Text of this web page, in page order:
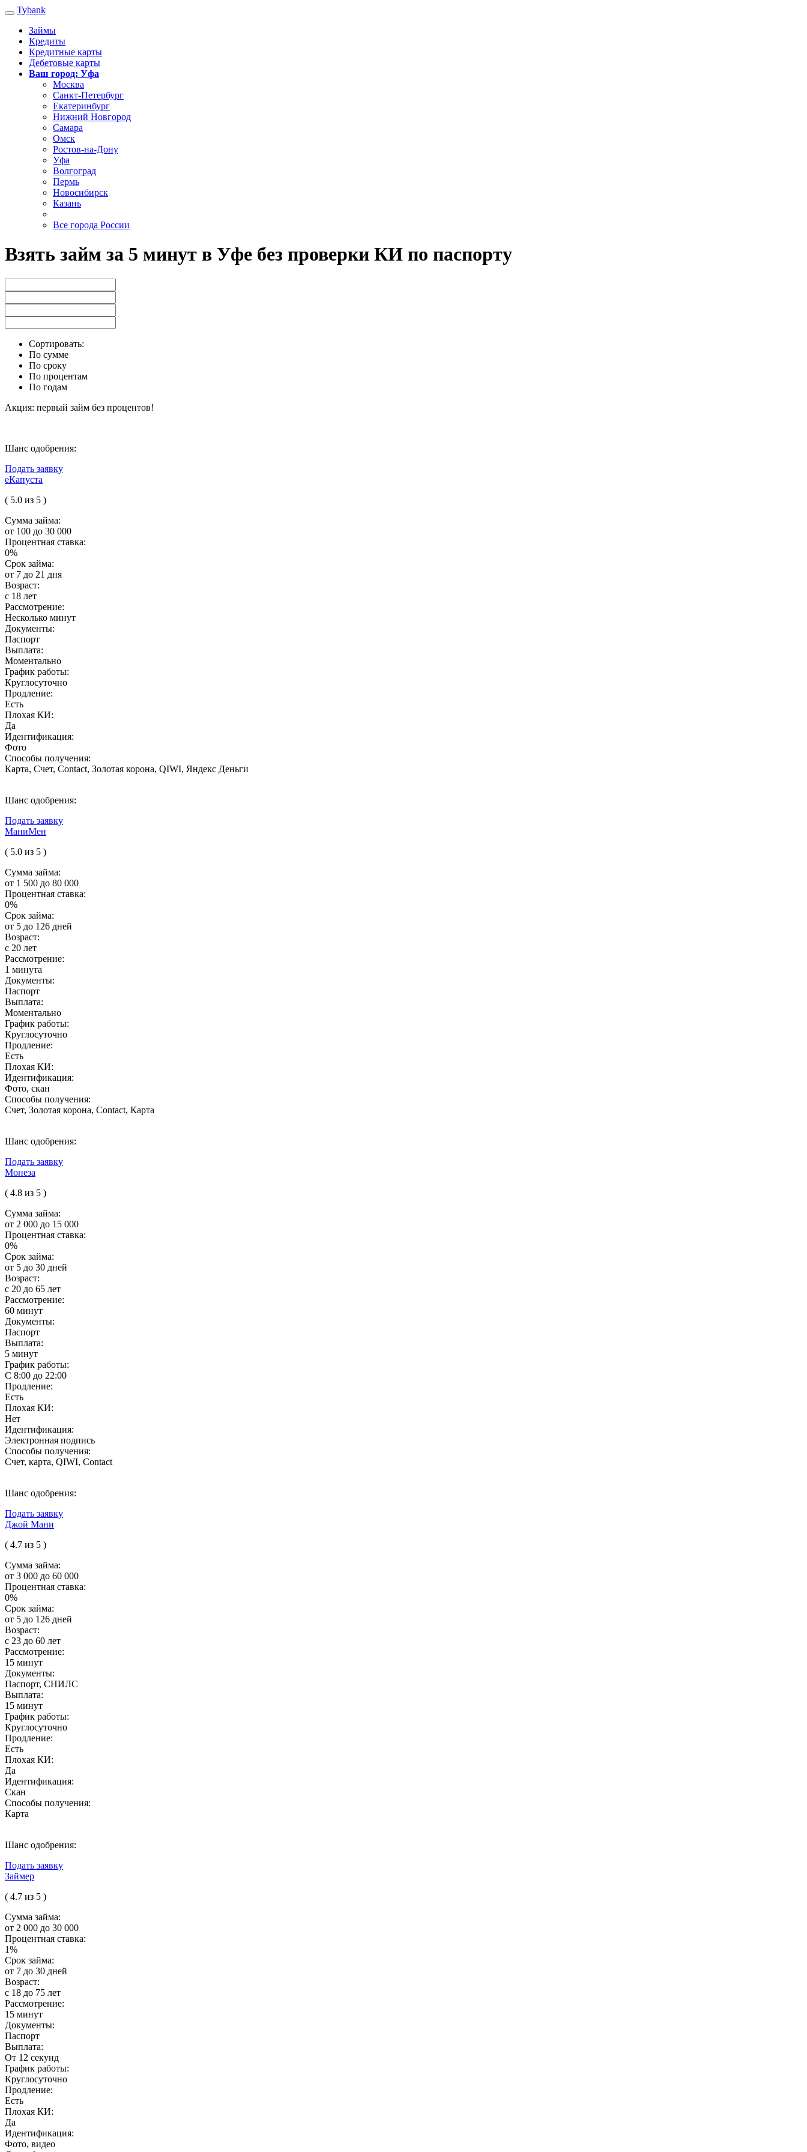
Tybank
Займы
Кредиты
Кредитные карты
Дебетовые карты
Ваш город: Уфа
Москва
Санкт-Петербург
Екатеринбург
Нижний Новгород
Самара
Омск
Ростов-на-Дону
Уфа
Волгоград
Пермь
Новосибирск
Казань
Все города России
Взять займ за 5 минут в Уфе без проверки КИ по паспорту
Сортировать:
По сумме
По сроку
По процентам
По годам
Акция: первый займ без процентов!
Шанс одобрения:
Подать заявку
еКапуста
( 5.0 из 5 )
Сумма займа:
от 100 до 30 000
Процентная ставка:
0%
Срок займа:
от 7 до 21 дня
Возраст:
с 18 лет
Рассмотрение:
Несколько минут
Документы:
Паспорт
Выплата:
Моментально
График работы:
Круглосуточно
Продление:
Есть
Плохая КИ:
Да
Идентификация:
Фото
Способы получения:
Карта, Счет, Contact, Золотая корона, QIWI, Яндекс Деньги
Шанс одобрения:
Подать заявку
МаниМен
( 5.0 из 5 )
Сумма займа:
от 1 500 до 80 000
Процентная ставка:
0%
Срок займа:
от 5 до 126 дней
Возраст:
с 20 лет
Рассмотрение:
1 минута
Документы:
Паспорт
Выплата:
Моментально
График работы:
Круглосуточно
Продление:
Есть
Плохая КИ:
Идентификация:
Фото, скан
Способы получения:
Счет, Золотая корона, Contact, Карта
Шанс одобрения:
Подать заявку
Монеза
( 4.8 из 5 )
Сумма займа:
от 2 000 до 15 000
Процентная ставка:
0%
Срок займа:
от 5 до 30 дней
Возраст:
с 20 до 65 лет
Рассмотрение:
60 минут
Документы:
Паспорт
Выплата:
5 минут
График работы:
С 8:00 до 22:00
Продление:
Есть
Плохая КИ:
Нет
Идентификация:
Электронная подпись
Способы получения:
Счет, карта, QIWI, Contact
Шанс одобрения:
Подать заявку
Джой Мани
( 4.7 из 5 )
Сумма займа:
от 3 000 до 60 000
Процентная ставка:
0%
Срок займа:
от 5 до 126 дней
Возраст:
с 23 до 60 лет
Рассмотрение:
15 минут
Документы:
Паспорт, СНИЛС
Выплата:
15 минут
График работы:
Круглосуточно
Продление:
Есть
Плохая КИ:
Да
Идентификация:
Скан
Способы получения:
Карта
Шанс одобрения:
Подать заявку
Займер
( 4.7 из 5 )
Сумма займа:
от 2 000 до 30 000
Процентная ставка:
1%
Срок займа:
от 7 до 30 дней
Возраст:
с 18 до 75 лет
Рассмотрение:
15 минут
Документы:
Паспорт
Выплата:
От 12 секунд
График работы:
Круглосуточно
Продление:
Есть
Плохая КИ:
Да
Идентификация:
Фото, видео